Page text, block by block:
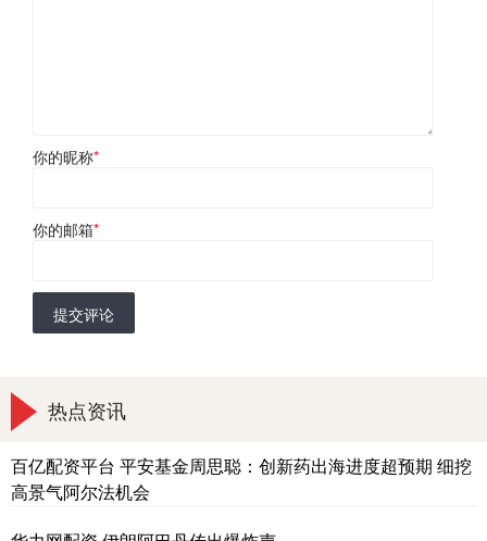
你的昵称*
你的邮箱*
提交评论
热点资讯
百亿配资平台 平安基金周思聪：创新药出海进度超预期 细挖
高景气阿尔法机会